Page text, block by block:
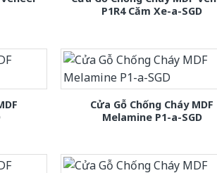
P1R4 Căm Xe-a-SGD
Cửa Gỗ Chống Cháy MDF
Melamine P1-a-SGD